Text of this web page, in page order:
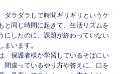
ダラダラして時間ギリギリというケ
と同じ時間に起きて、生活リズムを
にしたのに、課題が終わっていない
まいます。
保護者様が学習しているそばにい
間違っているやり方や答えに、口を